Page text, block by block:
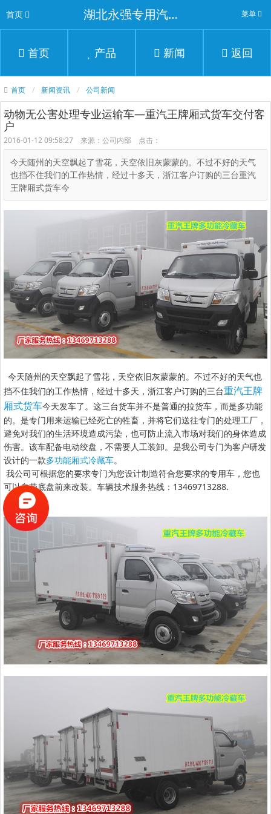
首页 湖北永强专用汽车有限公司 菜单
首页 产品 新闻 返回
首页 新闻资讯 公司新闻
动物无公害处理专业运输车—重汽王牌厢式货车交付客
户
2016-01-12 09:58:27 来源：公司内部 点击：
今天随州的天空飘起了雪花，天空依旧灰蒙蒙的。不过不好的天气
也挡不住我们的工作热情，经过十多天，浙江客户订购的三台重汽
王牌厢式货车今
今天随州的天空飘起了雪花，天空依旧灰蒙蒙的。不过不好的天气也
挡不住我们的工作热情，经过十多天，浙江客户订购的三台重汽王牌
厢式货车今天发车了。这三台货车并不是普通的拉货车，而是多功能
的。是专门用来运输已经死亡的牲畜，并将它们送往专门的处理工厂，
避免对我们的生活环境造成污染，也可防止流入市场对我们的身体造成
伤害。该车配备电动绞盘，不需要人工装卸。是我公司专门为客户研发
设计的一款多功能厢式冷藏车。
我公司可根据您的要求专门为您设计制造符合您要求的专用车，您也
可以自带底盘前来改装。车辆技术服务热线：13469713288.